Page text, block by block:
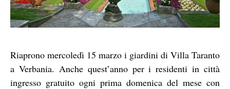
Riaprono mercoledì 15 marzo i giardini di Villa Taranto
a Verbania. Anche quest’anno per i residenti in città
ingresso gratuito ogni prima domenica del mese con